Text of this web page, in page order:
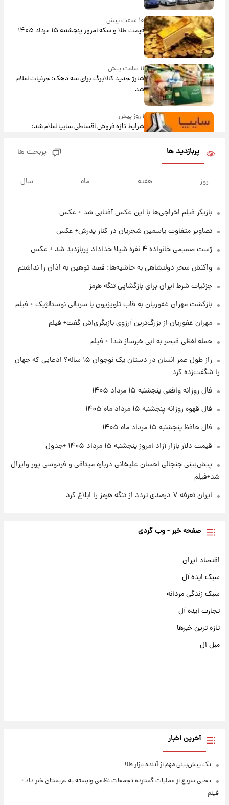
۱۰ ساعت پیش
قیمت طلا و سکه امروز پنجشنبه ۱۵ مرداد ۱۴۰۵
۱۱ ساعت پیش
شارژ جدید کالابرگ برای سه دهک؛ جزئیات اعلام
شد
۱ روز پیش
شرایط تازه فروش اقساطی سایپا اعلام شد؛
قیمت سکه و طلا فردا
۱۷ ساعت پیش
فال قهوه روزانه پنجشنبه ۱۵ مرداد ماه ۱۴۰۵
۱۹ ساعت پیش
فال روزانه واقعی پنجشنبه ۱۵ مرداد ۱۴۰۵
ارزش سهام عدالت برای امروز چهارشنبه ۱۴ مرداد
آغاز طرح جدید فروش مشارکت در تولید سایپا؛
نام خودرو، مبلغ پیش پرداخت و زمان تحویل |
پربازدید ها پربحث ها
روز هفته ماه سال
بازیگر فیلم اخراجی‌ها با این عکس آفتابی شد + عکس
تصاویر متفاوت یاسمین شجریان در کنار پدرش+ عکس
ژست صمیمی خانواده ۴ نفره شیلا خداداد پربازدید شد + عکس
واکنش سحر دولتشاهی به حاشیه‌ها: قصد توهین به اذان را نداشتم
جزئیات شرط ایران برای بازگشایی تنگه هرمز
بازگشت مهران غفوریان به قاب تلویزیون با سریالی نوستالژیک + فیلم
مهران غفوریان از بزرگ‌ترین آرزوی بازیگری‌اش گفت+ فیلم
حمله لفظی قیصر به ابی خبرساز شد! + فیلم
راز طول عمر انسان در دستان یک نوجوان ۱۵ ساله؟ ادعایی که جهان
را شگفت‌زده کرد
فال روزانه واقعی پنجشنبه ۱۵ مرداد ۱۴۰۵
فال قهوه روزانه پنجشنبه ۱۵ مرداد ماه ۱۴۰۵
فال حافظ پنجشنبه ۱۵ مرداد ماه ۱۴۰۵
قیمت دلار بازار آزاد امروز پنجشنبه ۱۵ مرداد ۱۴۰۵ +جدول
پیش‌بینی جنجالی احسان علیخانی درباره میثاقی و فردوسی پور وایرال
شد+فیلم
ایران تعرفه ۷ درصدی تردد از تنگه هرمز را ابلاغ کرد
صفحه خبر - وب گردی
اقتصاد ایران
سبک ایده آل
سبک زندگی مردانه
تجارت ایده آل
تازه ترین خبرها
مبل ال
آخرین اخبار
یک پیش‌بینی مهم از آینده بازار طلا
یحیی سریع از عملیات گسترده تجمعات نظامی وابسته به عربستان خبر داد +
فیلم